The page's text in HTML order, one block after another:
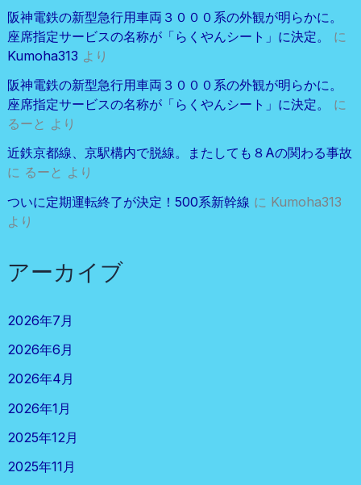
阪神電鉄の新型急行用車両３０００系の外観が明らかに。
座席指定サービスの名称が「らくやんシート」に決定。
に
Kumoha313 より
阪神電鉄の新型急行用車両３０００系の外観が明らかに。
座席指定サービスの名称が「らくやんシート」に決定。
に
るーと より
近鉄京都線、京駅構内で脱線。またしても８Aの関わる事故
に るーと より
ついに定期運転終了が決定！500系新幹線 に Kumoha313
より
アーカイブ
2026年7月
2026年6月
2026年4月
2026年1月
2025年12月
2025年11月